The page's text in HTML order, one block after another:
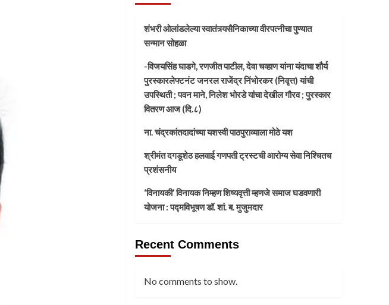
शंभरी ओलांडलेल्या स्वातंत्र्यसैनिकाच्या वीरपत्नीचा पुण्यात
सन्मान सोहळा
-विजयसिंह घाडगे, रणजीत पाटील, देवा चव्हाण यांना यंदाचा शौर्य
पुरस्कारलेफ्टनंट जनरल राजेंद्र निंभोरकर (निवृत्त) यांची
उपस्थिती ; पवन माने, निलेश भोरडे यांचा देखील गौरव ; पुरस्कार
वितरण आज (दि.८)
ना. चंद्रकांतदादांच्या यशस्वी पाठपुराव्याला मोठे यश
श्रीमंत दगडूशेठ हलवाई गणपती ट्रस्टची आरोग्य सेवा निश्चितच
प्रशंसनीय
‘विनायकी’ विनायक निम्हण शिष्यवृत्ती म्हणजे समाज घडवणारी
योजना : पद्मविभूषण डॉ. शां. ब. मुजुमदार
Recent Comments
No comments to show.